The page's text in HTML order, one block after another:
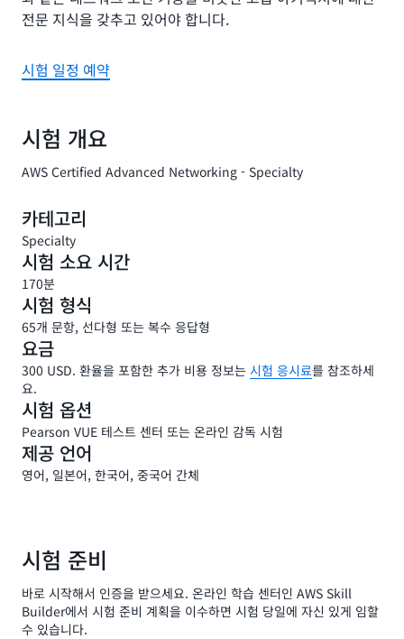
전문 지식을 갖추고 있어야 합니다.
시험 일정 예약
시험 개요
AWS Certified Advanced Networking - Specialty
카테고리
Specialty
시험 소요 시간
170분
시험 형식
65개 문항, 선다형 또는 복수 응답형
요금
300 USD. 환율을 포함한 추가 비용 정보는 시험 응시료를 참조하세
요.
시험 옵션
Pearson VUE 테스트 센터 또는 온라인 감독 시험
제공 언어
영어, 일본어, 한국어, 중국어 간체
시험 준비
바로 시작해서 인증을 받으세요. 온라인 학습 센터인 AWS Skill
Builder에서 시험 준비 계획을 이수하면 시험 당일에 자신 있게 임할
수 있습니다.